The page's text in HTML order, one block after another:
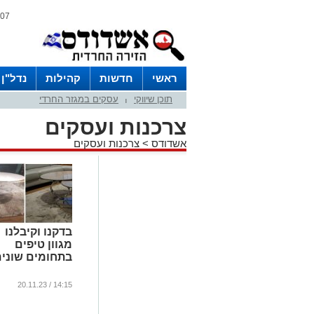
07 אוגוסט 2026 / 06:17
ראשי חדשות קהילות נדל"ן
תוכן שיווקי עסקים במגזר החרדי
צרכנות ועסקים
אשדודס > צרכנות ועסקים
בדקנו וקיבלנו
מגוון טיפים
בתחומים
14:15 / 20.11.23